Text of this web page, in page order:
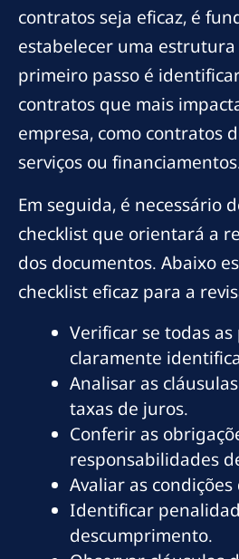
contratos seja eficaz, é
estabelecer uma
primeiro passo é
contratos que mais
empresa, como contratos
serviços ou
Em seguida, é necessário
checklist que orientará a
dos documentos. Abaixo
checklist eficaz para a
Verificar se todas
claramente
Analisar as
taxas de juros.
Conferir as
responsabilidades
Avaliar as condições
Identificar
descumprimento.